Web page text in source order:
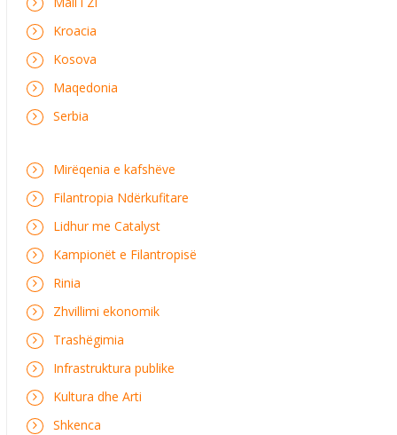
Kroacia
Kosova
Maqedonia
Serbia
Mirëqenia e kafshëve
Filantropia Ndërkufitare
Lidhur me Catalyst
Kampionët e Filantropisë
Rinia
Zhvillimi ekonomik
Trashëgimia
Infrastruktura publike
Kultura dhe Arti
Shkenca